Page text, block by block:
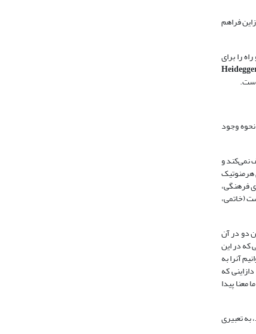
فراهم
را برای
وجود
نمی‌کند و
فرهنگی،
(خاتمی،
دو در آن
که در این
آن‏را به
که
پیدا
تعبیری